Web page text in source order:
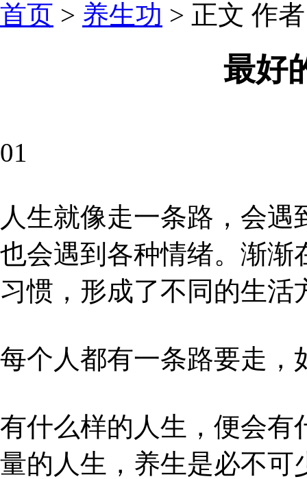
首页 > 养生功 > 正文 作
最好
01
人生就像走一条路，会
也会遇到各种情绪。渐渐
习惯，形成了不同的生活
每个人都有一条路要走，
有什么样的人生，便会有
量的人生，养生是必不可